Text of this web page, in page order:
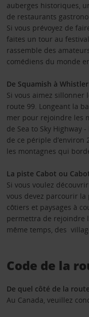
auberges historiques,
de restaurants
Si vous prévoyez de
faites un tour au
rassemble des
comédiens du monde
De Squamish à Whistler
Si vous aimez sillonner
route 99. Longeant la
mer pour rejoindre les
de Sea to Sky Highway
de ce périple
les montagnes qui
La piste Cabot ou
Si vous voulez
vous devez parcourir la
côtiers et paysages à
permettra de rejoindre
même temps, des
Code de la
De quel côté de la
Au Canada, veuillez